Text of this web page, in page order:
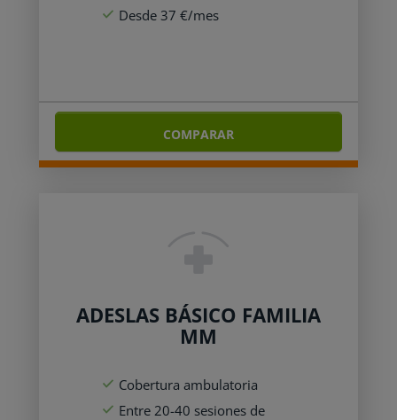
Desde 37 €/mes
COMPARAR
ADESLAS BÁSICO FAMILIA
MM
Cobertura ambulatoria
Entre 20-40 sesiones de